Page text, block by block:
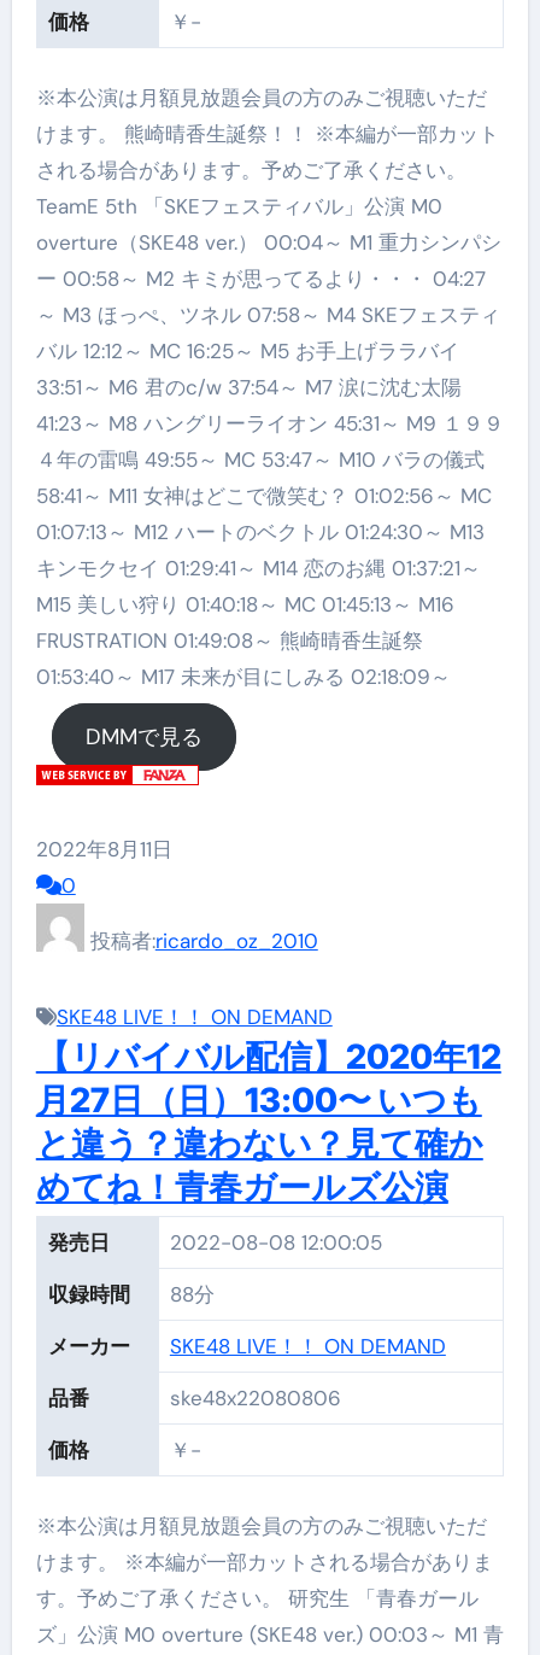
価格
￥-
※本公演は月額見放題会員の方のみご視聴いただ
けます。 熊崎晴香生誕祭！！ ※本編が一部カット
される場合があります。予めご了承ください。
TeamE 5th 「SKEフェスティバル」公演 M0
overture（SKE48 ver.） 00:04～ M1 重力シンパシ
ー 00:58～ M2 キミが思ってるより・・・ 04:27
～ M3 ほっぺ、ツネル 07:58～ M4 SKEフェスティ
バル 12:12～ MC 16:25～ M5 お手上げララバイ
33:51～ M6 君のc/w 37:54～ M7 涙に沈む太陽
41:23～ M8 ハングリーライオン 45:31～ M9 １９９
４年の雷鳴 49:55～ MC 53:47～ M10 バラの儀式
58:41～ M11 女神はどこで微笑む？ 01:02:56～ MC
01:07:13～ M12 ハートのベクトル 01:24:30～ M13
キンモクセイ 01:29:41～ M14 恋のお縄 01:37:21～
M15 美しい狩り 01:40:18～ MC 01:45:13～ M16
FRUSTRATION 01:49:08～ 熊崎晴香生誕祭
01:53:40～ M17 未来が目にしみる 02:18:09～
DMMで見る
2022年8月11日
0
投稿者:ricardo_oz_2010
SKE48 LIVE！！ ON DEMAND
【リバイバル配信】2020年12
月27日（日）13:00〜 いつも
と違う？違わない？見て確か
めてね！青春ガールズ公演
発売日
2022-08-08 12:00:05
収録時間
88分
メーカー
SKE48 LIVE！！ ON DEMAND
品番
ske48x22080806
価格
￥-
※本公演は月額見放題会員の方のみご視聴いただ
けます。 ※本編が一部カットされる場合がありま
す。予めご了承ください。 研究生 「青春ガール
ズ」公演 M0 overture (SKE48 ver.) 00:03～ M1 青